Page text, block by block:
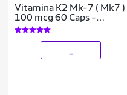
Vitamina K2 Mk-7 ( Mk7 )
100 mcg 60 Caps -
Bigens